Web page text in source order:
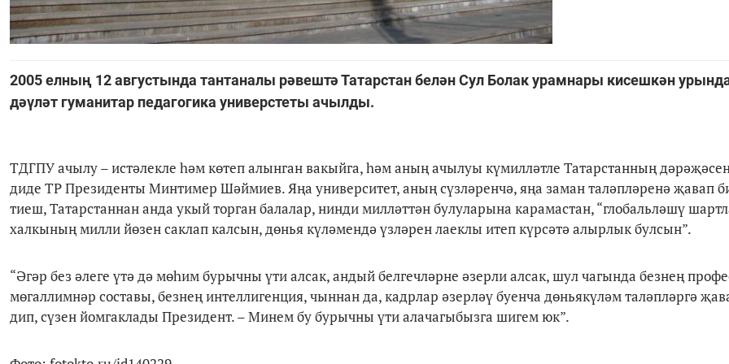
2005 елның 12 августында тантаналы рәвештә Татарстан белән Сул Болак урамнары кисешкән
дәүләт гуманитар педагогика универстеты ачылды.
ТДГПУ ачылу – истәлекле һәм көтеп алынган вакыйга, һәм аның ачылуы күмилләтле Татарстанның
диде ТР Президенты Минтимер Шәймиев. Яңа университет, аның сүзләренчә, яңа заман таләпләренә җавап
тиеш, Татарстаннан анда укый торган балалар, нинди милләттән булуларына карамастан, “глобальләшү
халкының милли йөзен саклап калсын, дөнья күләмендә үзләрен лаеклы итеп күрсәтә алырлык булсын”.
“Әгәр без әлеге үтә дә мөһим бурычны үти алсак, андый белгечләрне әзерли алсак, шул чагында безнең
мөгаллимнәр составы, безнең интеллигенция, чыннан да, кадрлар әзерләү буенча дөньякүләм таләпләргә
дип, сүзен йомгаклады Президент. – Минем бу бурычны үти алачагыбызга шигем юк”.